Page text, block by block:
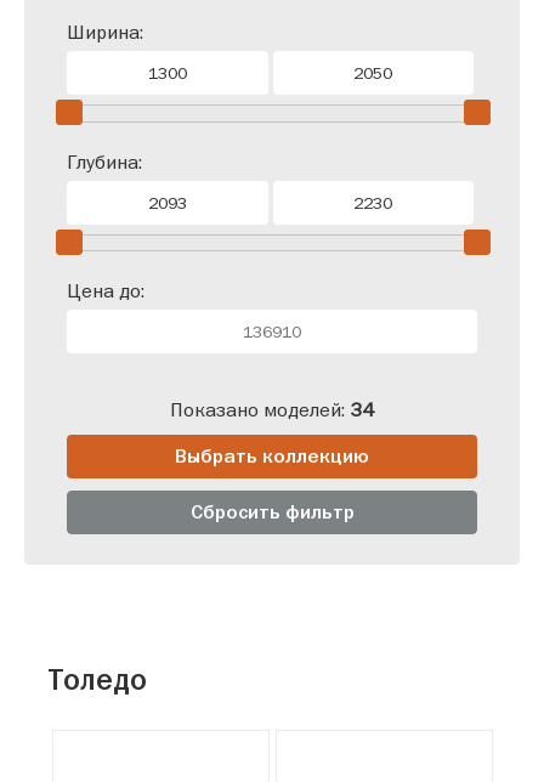
Ширина:
Глубина:
Цена до:
Показано моделей: 34
Сбросить фильтр
Выбрать коллекцию
Толедо